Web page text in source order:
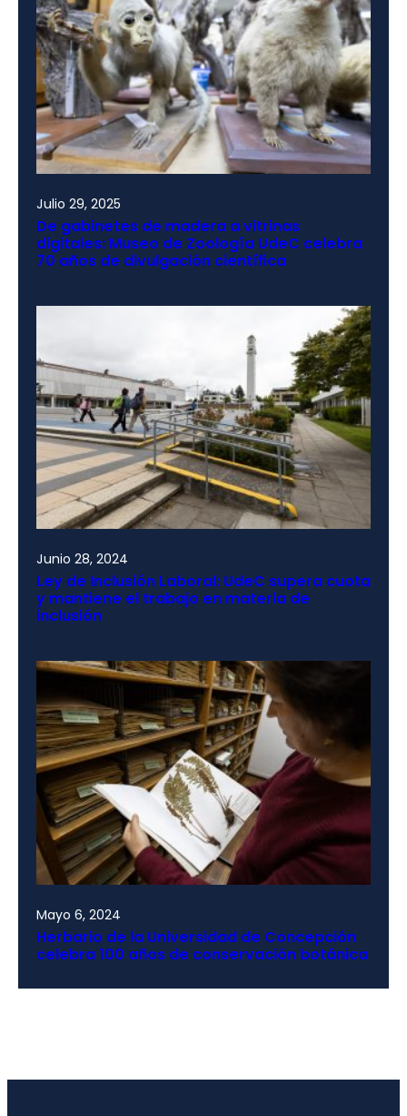
Julio 29, 2025
De gabinetes de madera a vitrinas
digitales: Museo de Zoología UdeC celebra
70 años de divulgación científica
Junio 28, 2024
Ley de Inclusión Laboral: UdeC supera cuota
y mantiene el trabajo en materia de
inclusión
Mayo 6, 2024
Herbario de la Universidad de Concepción
celebra 100 años de conservación botánica